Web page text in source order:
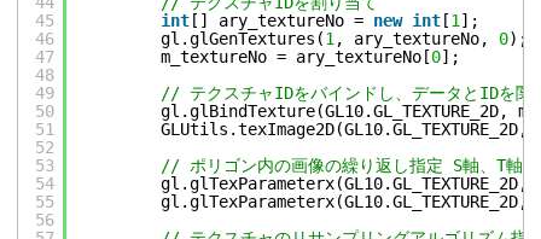
45
46
47
48
49
50
51
52
53
54
55
56
int [] ary_textureNo = new int [1 ];
gl.glGenTextures(1 , ary_textureNo, 0);
m_textureNo = ary_textureNo[0];
// テクスチャIDをバインドし、データとIDを関
gl.glBindTexture(GL10.GL_TEXTURE_2D,
GLUtils.texImage2D(GL10.GL_TEXTURE_2D,
// ポリゴン内の画像の繰り返し指定 S軸、T軸
gl.glTexParameterx(GL10.GL_TEXTURE_2D,
gl.glTexParameterx(GL10.GL_TEXTURE_2D,